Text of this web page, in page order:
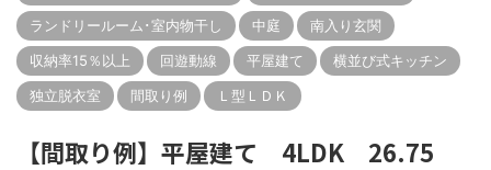
ランドリールーム･室内物干し
中庭
南入り玄関
収納率15％以上
回遊動線 平屋建て
横並び式キッチン
独立脱衣室
間取り例 Ｌ型ＬＤＫ
【間取り例】平屋建て 4LDK 26.75